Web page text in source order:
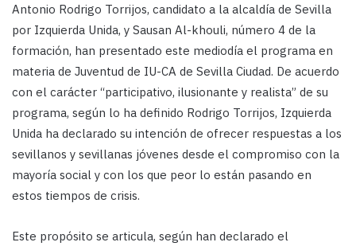
Antonio Rodrigo Torrijos, candidato a la alcaldía de Sevilla
por Izquierda Unida, y Sausan Al-khouli, número 4 de la
formación, han presentado este mediodía el programa en
materia de Juventud de IU-CA de Sevilla Ciudad. De acuerdo
con el carácter “participativo, ilusionante y realista” de su
programa, según lo ha definido Rodrigo Torrijos, Izquierda
Unida ha declarado su intención de ofrecer respuestas a los
sevillanos y sevillanas jóvenes desde el compromiso con la
mayoría social y con los que peor lo están pasando en
estos tiempos de crisis.
Este propósito se articula, según han declarado el